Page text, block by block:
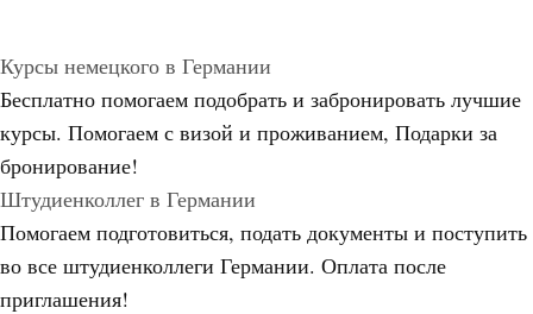
Курсы немецкого в Германии
Бесплатно помогаем подобрать и забронировать лучшие
курсы. Помогаем с визой и проживанием, Подарки за
бронирование!
Штудиенколлег в Германии
Помогаем подготовиться, подать документы и поступить
во все штудиенколлеги Германии. Оплата после
приглашения!